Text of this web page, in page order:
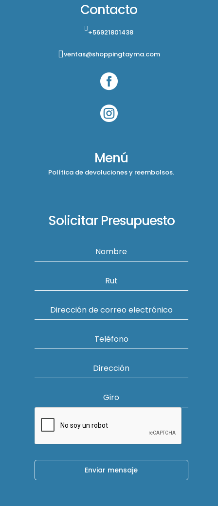
Contacto
+56921801438
ventas@shoppingtayma.com


Menú
Política de devoluciones y reembolsos.
Solicitar Presupuesto
Nombre
Rut
Dirección de correo electrónico
Teléfono
Dirección
Giro
Enviar mensaje